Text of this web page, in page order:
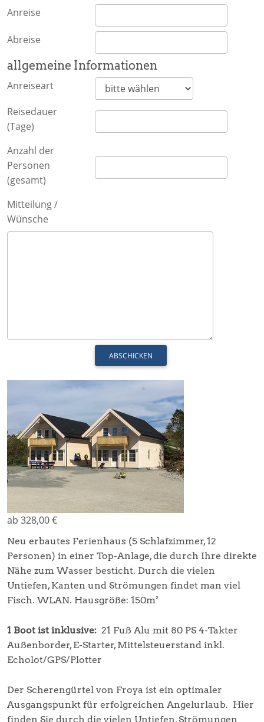
Anreise
Abreise
allgemeine Informationen
Anreiseart
Reisedauer
(Tage)
Anzahl der
Personen
(gesamt)
Mitteilung /
Wünsche
ab 328,00 €
Neu erbautes Ferienhaus (5 Schlafzimmer, 12
Personen) in einer Top-Anlage, die durch Ihre direkte
Nähe zum Wasser besticht. Durch die vielen
Untiefen, Kanten und Strömungen findet man viel
Fisch. WLAN. Hausgröße: 150m²
1 Boot ist inklusive: 21 Fuß Alu mit 80 PS 4-Takter
Außenborder, E-Starter, Mittelsteuerstand inkl.
Echolot/GPS/Plotter
Der Scherengürtel von Froya ist ein optimaler
Ausgangspunkt für erfolgreichen Angelurlaub. Hier
finden Sie durch die vielen Untiefen, Strömungen